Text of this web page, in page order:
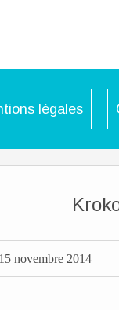
légales
15 novembre 2014